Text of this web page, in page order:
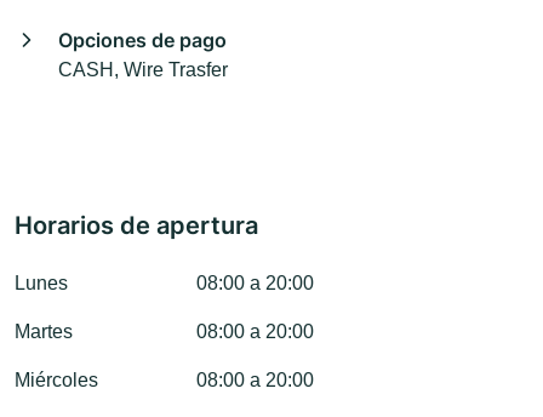
Opciones de pago
CASH, Wire Trasfer
Horarios de apertura
Lunes 08:00 a 20:00
Martes 08:00 a 20:00
Miércoles 08:00 a 20:00